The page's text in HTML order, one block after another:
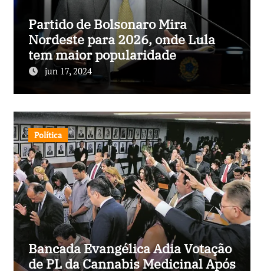
Partido de Bolsonaro Mira
Nordeste para 2026, onde Lula
tem maior popularidade
jun 17, 2024
Política
Bancada Evangélica Adia Votação
de PL da Cannabis Medicinal Após